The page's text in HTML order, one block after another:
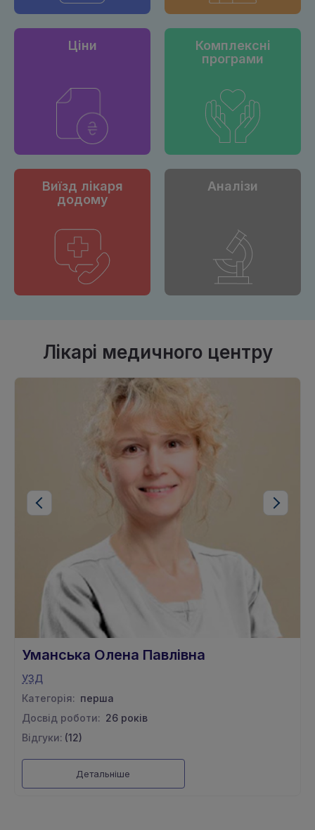
Ціни
Комплексні
програми
Виїзд лікаря
додому
Аналізи
Лікарі медичного центру
Уманська Олена Павлівна
УЗД
Категорія: перша
Досвід роботи: 26 рокiв
Відгуки: (12)
Детальніше